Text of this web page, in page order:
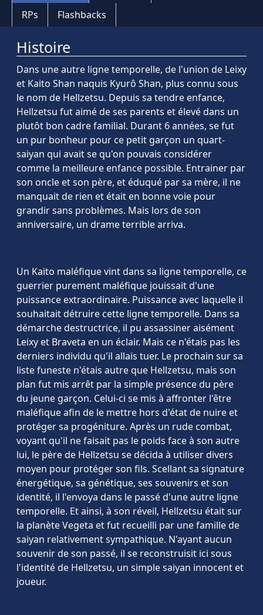
RPs Flashbacks
Histoire
Dans une autre ligne temporelle, de l'union de Leixy
et Kaito Shan naquis Kyurô Shan, plus connu sous
le nom de Hellzetsu. Depuis sa tendre enfance,
Hellzetsu fut aimé de ses parents et élevé dans un
plutôt bon cadre familial. Durant 6 années, se fut
un pur bonheur pour ce petit garçon un quart-
saiyan qui avait se qu'on pouvais considérer
comme la meilleure enfance possible. Entrainer par
son oncle et son père, et éduqué par sa mère, il ne
manquait de rien et était en bonne voie pour
grandir sans problèmes. Mais lors de son
anniversaire, un drame terrible arriva.
Un Kaito maléfique vint dans sa ligne temporelle, ce
guerrier purement maléfique jouissait d'une
puissance extraordinaire. Puissance avec laquelle il
souhaitait détruire cette ligne temporelle. Dans sa
démarche destructrice, il pu assassiner aisément
Leixy et Braveta en un éclair. Mais ce n'étais pas les
derniers individu qu'il allais tuer. Le prochain sur sa
liste funeste n'étais autre que Hellzetsu, mais son
plan fut mis arrêt par la simple présence du père
du jeune garçon. Celui-ci se mis à affronter l'être
maléfique afin de le mettre hors d'état de nuire et
protéger sa progéniture. Après un rude combat,
voyant qu'il ne faisait pas le poids face à son autre
lui, le père de Hellzetsu se décida à utiliser divers
moyen pour protéger son fils. Scellant sa signature
énergétique, sa génétique, ses souvenirs et son
identité, il l'envoya dans le passé d'une autre ligne
temporelle. Et ainsi, à son réveil, Hellzetsu était sur
la planète Vegeta et fut recueilli par une famille de
saiyan relativement sympathique. N'ayant aucun
souvenir de son passé, il se reconstruisit ici sous
l'identité de Hellzetsu, un simple saiyan innocent et
joueur.